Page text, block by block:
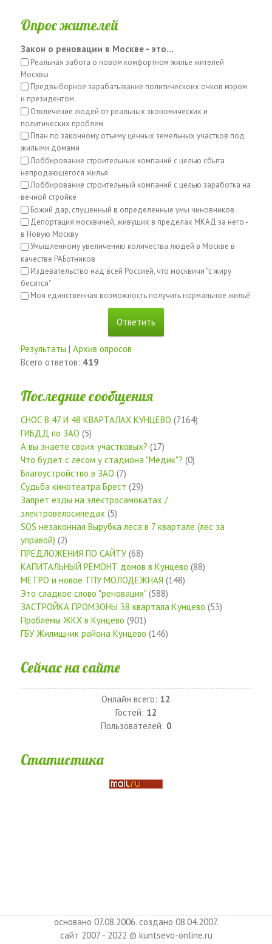
Опрос жителей
Закон о реновации в Москве - это...
Реальная забота о новом комфортном жилье жителей
Москвы
Предвыборное зарабатывание политическоих очков мэром
и президентом
Отвлечение людей от реальных экономических и
политических проблем
План по законному отъему ценных земельных участков под
жилыми домами
Лоббирование строительных компаний с целью сбыта
непродающегося жилья
Лоббирование строительный компаний с целью заработка на
вечной стройке
Божий дар, спущенный в определенные умы чиновников
Депортация москвичей, живущих в пределах МКАД за него -
в Новую Москву
Умышленному увеличению количества людей в Москве в
качестве РАБотников
Издевательство над всей Россией, что москвичи "с жиру
бесятся"
Моя единственная возможность получить нормальное жильё
Результаты | Архив опросов
Всего ответов: 419
Последние сообщения
СНОС В 47 И 48 КВАРТАЛАХ КУНЦЕВО (7164)
ГИБДД по ЗАО (5)
А вы знаете своих участковых? (17)
Что будет с лесом у стадиона "Медик"? (0)
Благоустройство в ЗАО (7)
Судьба кинотеатра Брест (29)
Запрет езды на электросамокатах /
электровелосипедах (5)
SOS незаконная Вырубка леса в 7 квартале (лес за
управой) (2)
ПРЕДЛОЖЕНИЯ ПО САЙТУ(68)
КАПИТАЛЬНЫЙ РЕМОНТ домов в Кунцево (88)
МЕТРО и новое ТПУ МОЛОДЕЖНАЯ (148)
Это сладкое слово "реновация" (588)
ЗАСТРОЙКА ПРОМЗОНЫ 38 квартала Кунцево (53)
Проблемы ЖКХ в Кунцево (901)
ГБУ Жилищник района Кунцево (146)
Сейчас на сайте
Онлайн всего: 12
Гостей: 12
Пользователей: 0
Статистика
основано 07.08.2006. создано 08.04.2007.
сайт 2007 - 2022 © kuntsevo-online.ru